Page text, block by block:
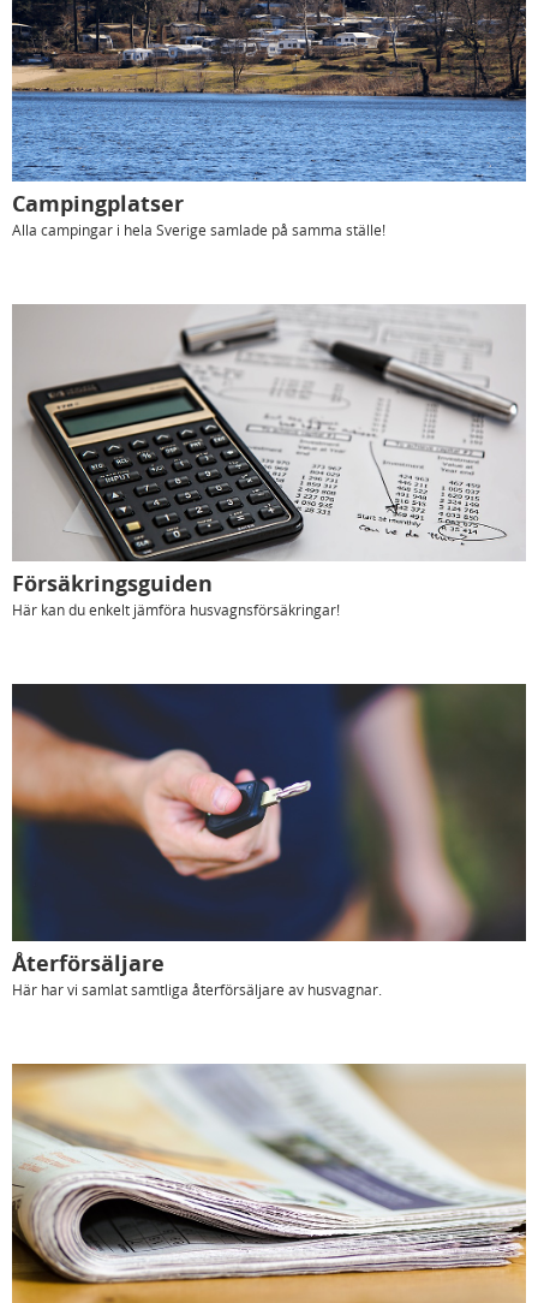
Campingplatser
Alla campingar i hela Sverige samlade på samma ställe!
Försäkringsguiden
Här kan du enkelt jämföra husvagnsförsäkringar!
Återförsäljare
Här har vi samlat samtliga återförsäljare av husvagnar.